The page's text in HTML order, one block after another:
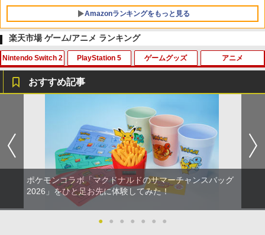
Amazonランキングをもっと見る
1
【純正品】Xbox ワイヤレス コントロー
【純正品】Xbox ワイヤレス コントロー
ラー (ロボット ホワイト)
￥7,681
ラー (カーボンブラック)
1
劇場版「鬼滅の刃」無限城編 第一章 猗
劇場版「鬼滅の刃」無限城編 第一章 猗
窩座再来 通常版 [DVD]
￥3,523
楽天市場 ゲーム/アニメ ランキング
Nintendo Switch 2
ホリ ワイヤレスホリパッド TURBO for
Nintendo Switch 2 ルビーマゼンタ [N
SX-134]
￥7,580
【特典】ドラゴンクエストモンスターズ
witch2版(【早期購入封入特典】冒険ス
タートダッシュセット)
PlayStation 5
シティーズ：スカイライン リマスター
ジャパン・スペシャル・エディション
￥5,591
RIDE 6
￥5,901
ゲームグッズ
PS Vita 2000 アナログスティック・スラ
イドパッド修理用基板 部品 パーツ L R
互換 黒 ブラック オリジナルウエス スラ
イドパッド
￥750
team Deck OLED / LCD フィルム 保護
フィルム ガラスフィルム 本体 保護 フィ
アニメ
【中古】おそ松さん 第五松（初回生産
限定版 Blu-ray DISC）/Blu−ray Dis
c/EYXA-10744
￥272
猫物語 黒 つばさファミリー 上・下 セッ
【Blu-ray】
おすすめ記事
ポケモンコラボ「マクドナルドのサマーチャンスバッグ
2026」をひと足お先に体験してみた！
● ● ● ● ● ● ●